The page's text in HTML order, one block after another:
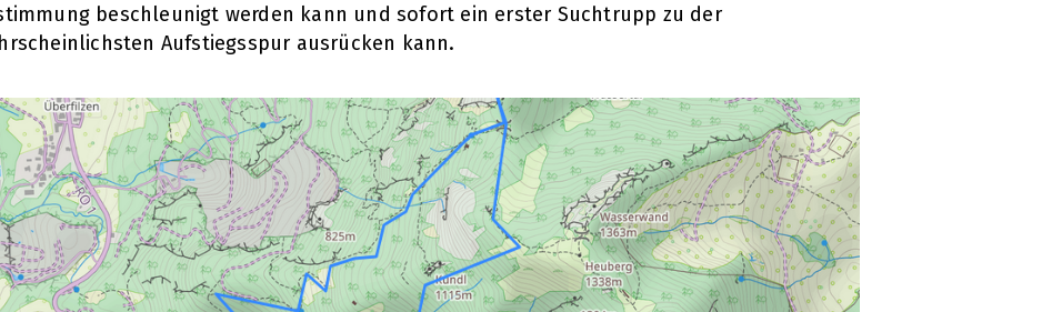
beschleunigt werden kann und sofort ein erster Suchtrupp zu der
Aufstiegsspur ausrücken kann.